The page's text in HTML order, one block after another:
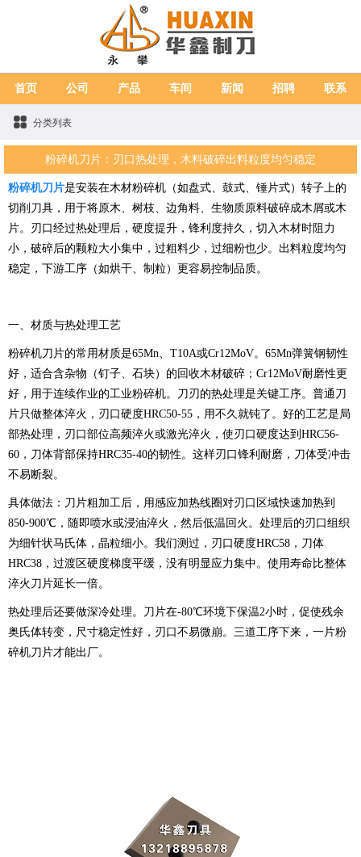
首页 公司 产品 车间 新闻 招聘 联系
分类列表
粉碎机刀片：刃口热处理，木料破碎出料粒度均匀稳定
粉碎机刀片是安装在木材粉碎机（如盘式、鼓式、锤片式）转子上的
切削刀具，用于将原木、树枝、边角料、生物质原料破碎成木屑或木
片。刃口经过热处理后，硬度提升，锋利度持久，切入木材时阻力
小，破碎后的颗粒大小集中，过粗料少，过细粉也少。出料粒度均匀
稳定，下游工序（如烘干、制粒）更容易控制品质。
一、材质与热处理工艺
粉碎机刀片的常用材质是65Mn、T10A或Cr12MoV。65Mn弹簧钢韧性
好，适合含杂物（钉子、石块）的回收木材破碎；Cr12MoV耐磨性更
好，用于连续作业的工业粉碎机。刀刃的热处理是关键工序。普通刀
片只做整体淬火，刃口硬度HRC50-55，用不久就钝了。好的工艺是局
部热处理，刃口部位高频淬火或激光淬火，使刃口硬度达到HRC56-
60，刀体背部保持HRC35-40的韧性。这样刃口锋利耐磨，刀体受冲击
不易断裂。
具体做法：刀片粗加工后，用感应加热线圈对刃口区域快速加热到
850-900℃，随即喷水或浸油淬火，然后低温回火。处理后的刃口组织
为细针状马氏体，晶粒细小。我们测过，刃口硬度HRC58，刀体
HRC38，过渡区硬度梯度平缓，没有明显应力集中。使用寿命比整体
淬火刀片延长一倍。
热处理后还要做深冷处理。刀片在-80℃环境下保温2小时，促使残余
奥氏体转变，尺寸稳定性好，刃口不易微崩。三道工序下来，一片粉
碎机刀片才能出厂。